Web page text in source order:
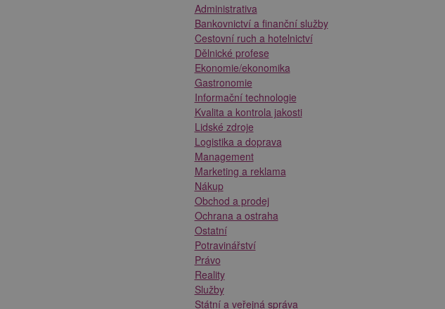
Administrativa
Bankovnictví a finanční služby
Cestovní ruch a hotelnictví
Dělnické profese
Ekonomie/ekonomika
Gastronomie
Informační technologie
Kvalita a kontrola jakosti
Lidské zdroje
Logistika a doprava
Management
Marketing a reklama
Nákup
Obchod a prodej
Ochrana a ostraha
Ostatní
Potravinářství
Právo
Reality
Služby
Státní a veřejná správa